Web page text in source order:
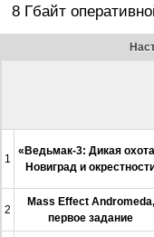
8 Гбайт
1
«Ведьмак-3: Дикая
Новиград и
2
Mass Effect Andromeda,
первое задание